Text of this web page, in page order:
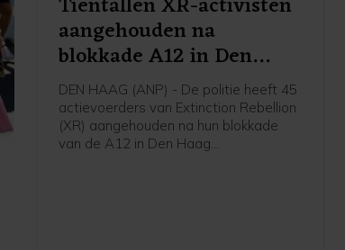
aangehouden na
blokkade A12 in Den
Haag
DEN HAAG (ANP) - De politie heeft 45
actievoerders van Extinction Rebellion
(XR) aangehouden na hun blokkade
van de A12 in Den Haag